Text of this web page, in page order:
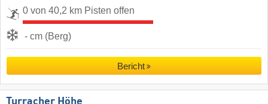
0 von 40,2 km Pisten offen
- cm (Berg)
Bericht
Turracher Höhe